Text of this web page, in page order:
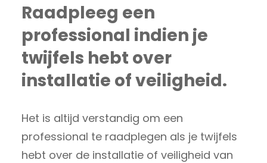
Raadpleeg een
professional indien je
twijfels hebt over
installatie of veiligheid.
Het is altijd verstandig om een
professional te raadplegen als je twijfels
hebt over de installatie of veiligheid van